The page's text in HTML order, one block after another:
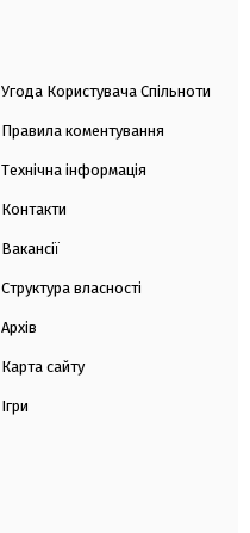
Угода Користувача Спільноти
Правила коментування
Технічна інформація
Контакти
Вакансії
Структура власності
Архів
Карта сайту
Ігри